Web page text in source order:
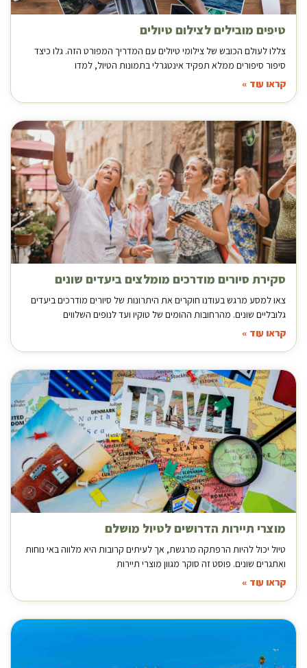
טיפים מובילים לצילום טיולים
צללו לעולם הכובש של צילומי טיולים עם המדריך המפורט הזה. גלו כיצד
סיפור סיפורים ממלא תפקיד אינטגרלי בתמונות הטיול, למדו
קראו עוד »
סקירת סיורים מודרכים מומלצים ביעדים שונים
צאו למסע מרגש בעודנו חוקרים את היתרונות של סיורים מודרכים ביעדים
גלובליים שונים. מהרחובות ההומים של טוקיו ועד לנופים השלווים
קראו עוד »
מוצרי תיירות הדרושים לטיול מושלם
טיול יכול להיות הרפתקה מרגשת, אך לעיתים קרובות היא מלווה באי נוחות
ואתגרים שונים. פוסט זה סוקר מגוון מוצרי תיירות
קראו עוד »